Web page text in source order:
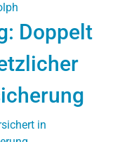
Doppelt